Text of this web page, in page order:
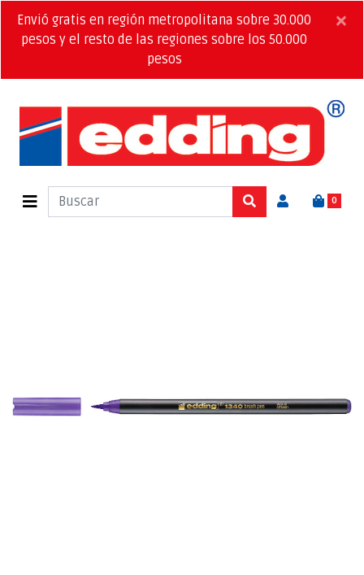
Envió gratis en región metropolitana sobre 30.000
pesos y el resto de las regiones sobre los 50.000
pesos
×
0